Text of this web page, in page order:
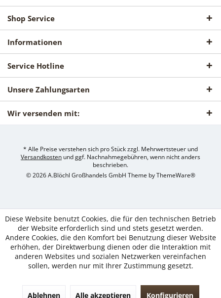
Shop Service
Informationen
Service Hotline
Unsere Zahlungsarten
Wir versenden mit:
* Alle Preise verstehen sich pro Stück zzgl. Mehrwertsteuer und
Versandkosten und ggf. Nachnahmegebühren, wenn nicht anders
beschrieben.
© 2026 A.Blöchl Großhandels GmbH Theme byThemeWare®
Diese Website benutzt Cookies, die für den technischen Betrieb
der Website erforderlich sind und stets gesetzt werden.
Andere Cookies, die den Komfort bei Benutzung dieser Website
erhöhen, der Direktwerbung dienen oder die Interaktion mit
anderen Websites und sozialen Netzwerken vereinfachen
sollen, werden nur mit Ihrer Zustimmung gesetzt.
Ablehnen Alle akzeptieren Konfigurieren